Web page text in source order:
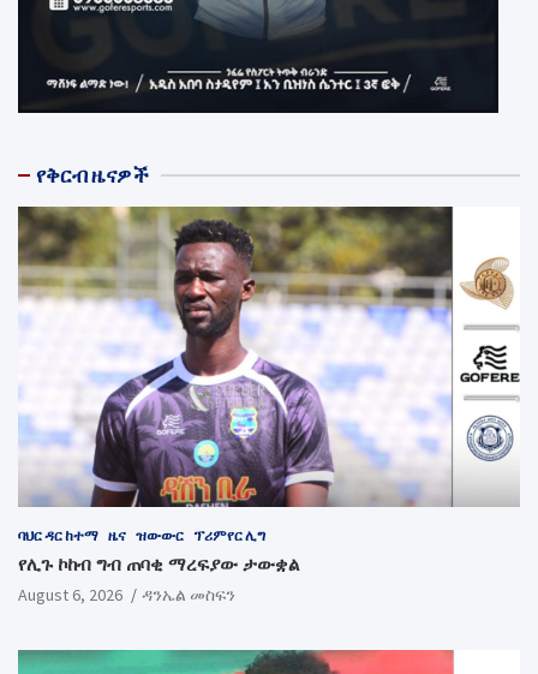
የቅርብ ዜናዎች
ባህር ዳር ከተማ ዜና ዝውውር ፕሪምየር ሊግ
የሊጉ ኮከብ ግብ ጠባቂ ማረፍያው ታውቋል
August 6, 2026 ዳንኤል መስፍን